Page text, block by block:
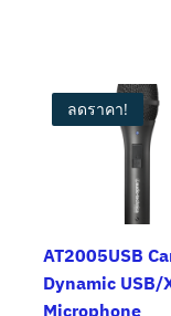
ลดราคา!
AT2005USB
Dynamic USB/
Microphone